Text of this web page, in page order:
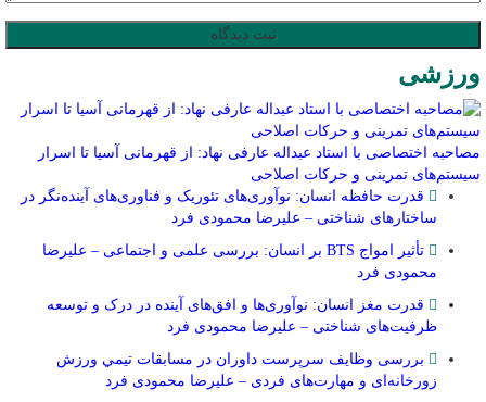
ورزشی
مصاحبه اختصاصی با استاد عبداله عارفی نهاد: از قهرمانی آسیا تا اسرار
سیستم‌های تمرینی و حرکات اصلاحی
قدرت حافظه انسان: نوآوری‌های تئوریک و فناوری‌های آینده‌نگر در
ساختارهای شناختی – علیرضا محمودی فرد
تأثیر امواج BTS بر انسان: بررسی علمی و اجتماعی – علیرضا
محمودی فرد
قدرت مغز انسان: نوآوری‌ها و افق‌های آینده در درک و توسعه
ظرفیت‌های شناختی – علیرضا محمودی فرد
بررسی وظايف سرپرست داوران در مسابقات تیمي ورزش
زورخانه‌ای و مهارت‌های فردی – علیرضا محمودی فرد